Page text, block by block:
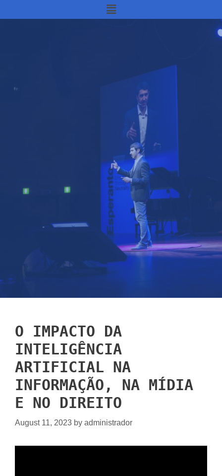
O IMPACTO DA
INTELIGÊNCIA
ARTIFICIAL NA
INFORMAÇÃO, NA MÍDIA
E NO DIREITO
August 11, 2023 by administrador